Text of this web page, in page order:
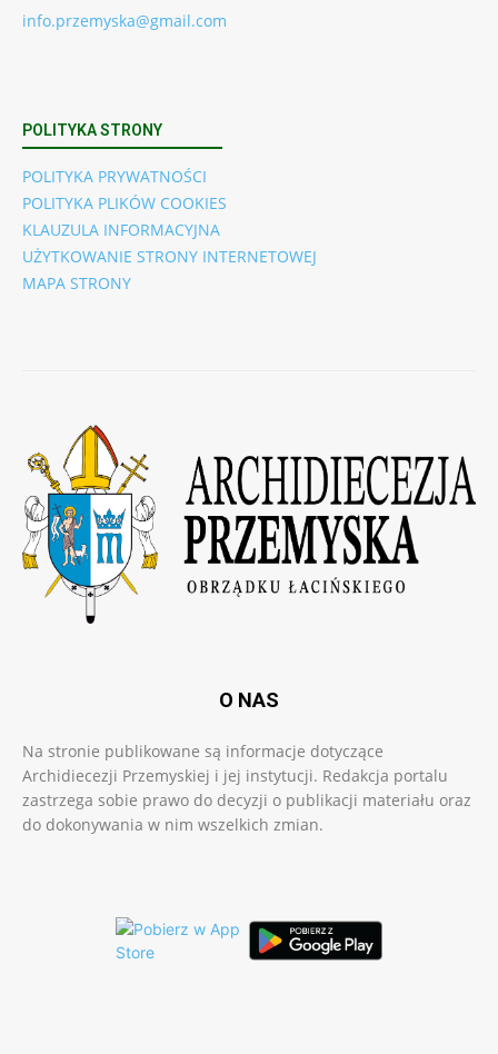
info.przemyska@gmail.com
POLITYKA STRONY
POLITYKA PRYWATNOŚCI
POLITYKA PLIKÓW COOKIES
KLAUZULA INFORMACYJNA
UŻYTKOWANIE STRONY INTERNETOWEJ
MAPA STRONY
O NAS
Na stronie publikowane są informacje dotyczące
Archidiecezji Przemyskiej i jej instytucji. Redakcja portalu
zastrzega sobie prawo do decyzji o publikacji materiału oraz
do dokonywania w nim wszelkich zmian.